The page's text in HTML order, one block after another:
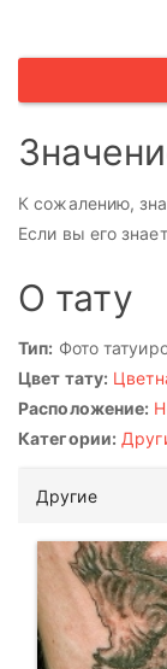
К сожалению,
Если вы его
О тату
Тип: Фото
Цвет тату:
Расположение:
Категории:
Другие